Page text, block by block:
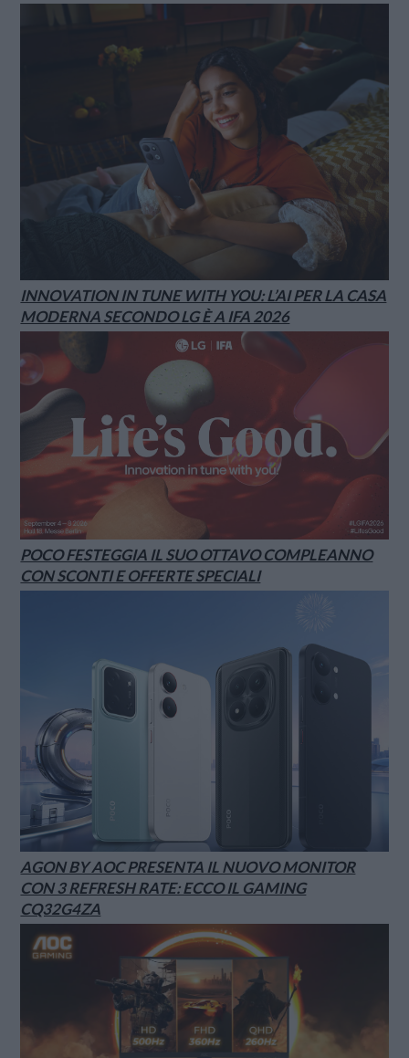
INNOVATION IN TUNE WITH YOU: L’AI PER LA CASA
MODERNA SECONDO LG È A IFA 2026
POCO FESTEGGIA IL SUO OTTAVO COMPLEANNO
CON SCONTI E OFFERTE SPECIALI
AGON BY AOC PRESENTA IL NUOVO MONITOR
CON 3 REFRESH RATE: ECCO IL GAMING
CQ32G4ZA